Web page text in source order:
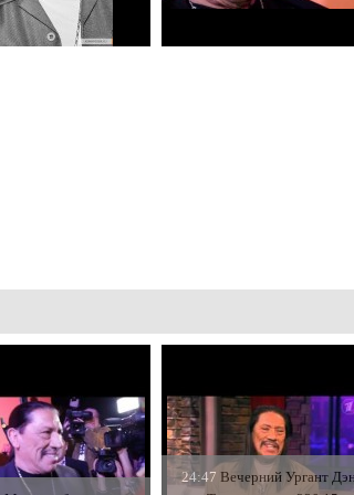
24:47 Вечерний Ургант